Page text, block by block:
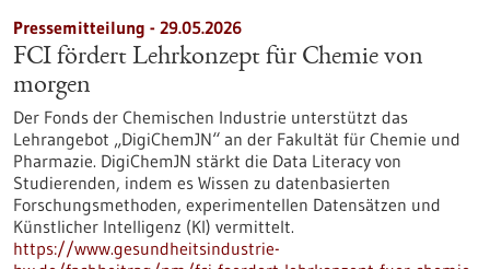
Pressemitteilung - 29.05.2026
FCI fördert Lehrkonzept für Chemie von
morgen
Der Fonds der Chemischen Industrie unterstützt das
Lehrangebot „DigiChemJN“ an der Fakultät für Chemie und
Pharmazie. DigiChemJN stärkt die Data Literacy von
Studierenden, indem es Wissen zu datenbasierten
Forschungsmethoden, experimentellen Datensätzen und
Künstlicher Intelligenz (KI) vermittelt.
https://www.gesundheitsindustrie-